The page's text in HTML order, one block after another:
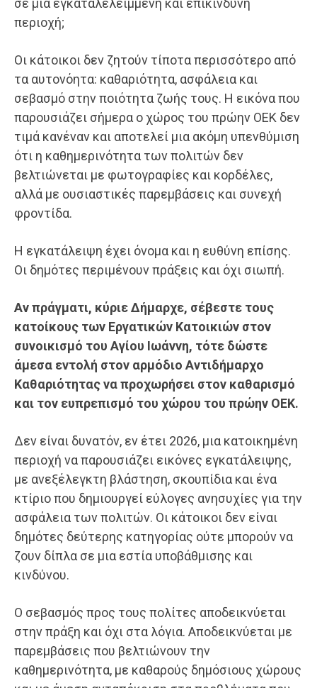
σε μια εγκαταλελειμμένη και επικίνδυνη
περιοχή;
Οι κάτοικοι δεν ζητούν τίποτα περισσότερο από
τα αυτονόητα: καθαριότητα, ασφάλεια και
σεβασμό στην ποιότητα ζωής τους. Η εικόνα που
παρουσιάζει σήμερα ο χώρος του πρώην ΟΕΚ δεν
τιμά κανέναν και αποτελεί μια ακόμη υπενθύμιση
ότι η καθημερινότητα των πολιτών δεν
βελτιώνεται με φωτογραφίες και κορδέλες,
αλλά με ουσιαστικές παρεμβάσεις και συνεχή
φροντίδα.
Η εγκατάλειψη έχει όνομα και η ευθύνη επίσης.
Οι δημότες περιμένουν πράξεις και όχι σιωπή.
Αν πράγματι, κύριε Δήμαρχε, σέβεστε τους
κατοίκους των Εργατικών Κατοικιών στον
συνοικισμό του Αγίου Ιωάννη, τότε δώστε
άμεσα εντολή στον αρμόδιο Αντιδήμαρχο
Καθαριότητας να προχωρήσει στον καθαρισμό
και τον ευπρεπισμό του χώρου του πρώην ΟΕΚ.
Δεν είναι δυνατόν, εν έτει 2026, μια κατοικημένη
περιοχή να παρουσιάζει εικόνες εγκατάλειψης,
με ανεξέλεγκτη βλάστηση, σκουπίδια και ένα
κτίριο που δημιουργεί εύλογες ανησυχίες για την
ασφάλεια των πολιτών. Οι κάτοικοι δεν είναι
δημότες δεύτερης κατηγορίας ούτε μπορούν να
ζουν δίπλα σε μια εστία υποβάθμισης και
κινδύνου.
Ο σεβασμός προς τους πολίτες αποδεικνύεται
στην πράξη και όχι στα λόγια. Αποδεικνύεται με
παρεμβάσεις που βελτιώνουν την
καθημερινότητα, με καθαρούς δημόσιους χώρους